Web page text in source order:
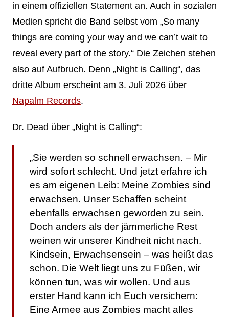
in einem offiziellen Statement an. Auch in sozialen
Medien spricht die Band selbst vom „So many
things are coming your way and we can’t wait to
reveal every part of the story.“ Die Zeichen stehen
also auf Aufbruch. Denn „Night is Calling“, das
dritte Album erscheint am 3. Juli 2026 über
Napalm Records.
Dr. Dead über „Night is Calling“:
„Sie werden so schnell erwachsen. – Mir
wird sofort schlecht. Und jetzt erfahre ich
es am eigenen Leib: Meine Zombies sind
erwachsen. Unser Schaffen scheint
ebenfalls erwachsen geworden zu sein.
Doch anders als der jämmerliche Rest
weinen wir unserer Kindheit nicht nach.
Kindsein, Erwachsensein – was heißt das
schon. Die Welt liegt uns zu Füßen, wir
können tun, was wir wollen. Und aus
erster Hand kann ich Euch versichern:
Eine Armee aus Zombies macht alles